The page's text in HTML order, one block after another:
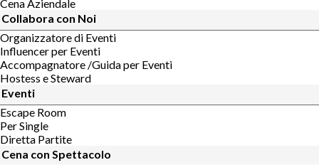
Cena Aziendale
Collabora con Noi
Organizzatore di Eventi
Influencer per Eventi
Accompagnatore /Guida per Eventi
Hostess e Steward
Eventi
Escape Room
Per Single
Diretta Partite
Cena con Spettacolo